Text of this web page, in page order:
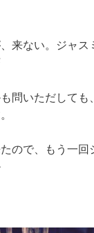
来ない。ジャス
問いただしても
ので、もう一回